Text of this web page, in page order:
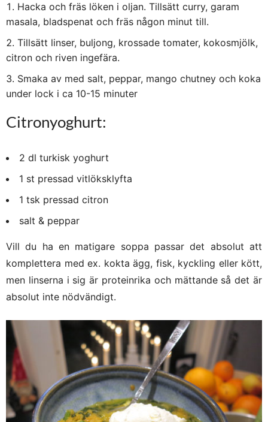
Hacka och fräs löken i oljan. Tillsätt curry, garam
masala, bladspenat och fräs någon minut till.
Tillsätt linser, buljong, krossade tomater, kokosmjölk,
citron och riven ingefära.
Smaka av med salt, peppar, mango chutney och koka
under lock i ca 10-15 minuter
Citronyoghurt:
2 dl turkisk yoghurt
1 st pressad vitlöksklyfta
1 tsk pressad citron
salt & peppar
Vill du ha en matigare soppa passar det absolut att
komplettera med ex. kokta ägg, fisk, kyckling eller kött,
men linserna i sig är proteinrika och mättande så det är
absolut inte nödvändigt.